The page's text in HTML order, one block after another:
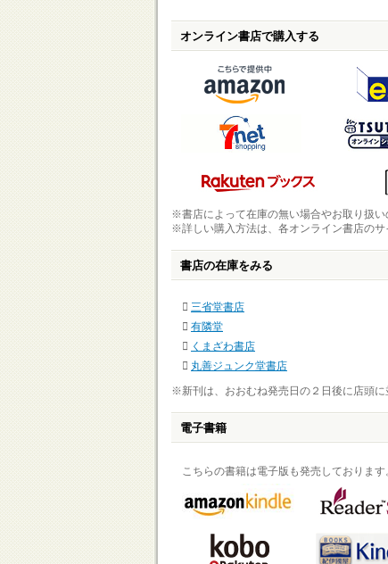
オンライン書店で購入する
※書店によって在庫の無い場合やお取り扱い
※詳しい購入方法は、各オンライン書店のサ
書店の在庫をみる
三省堂書店
有隣堂
くまざわ書店
丸善ジュンク堂書店
※新刊は、おおむね発売日の２日後に店頭に
電子書籍
こちらの書籍は電子版も発売しております